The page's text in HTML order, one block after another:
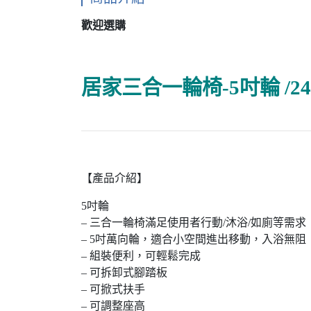
歡迎選購
居家三合一輪椅-5吋輪 /
【產品介紹】
5吋輪
– 三合一輪椅滿足使用者行動/沐浴/如廁等需求
– 5吋萬向輪，適合小空間進出移動，入浴無阻
– 組裝便利，可輕鬆完成
– 可拆卸式腳踏板
– 可掀式扶手
– 可調整座高